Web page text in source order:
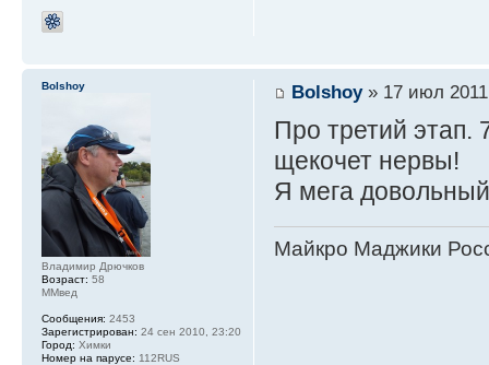
Bolshoy» 17 июл
Про третий этап.
щекочет нервы!
Я мега
Майкро Маджики
Bolshoy
Владимир Дрючков
Возраст: 58
ММвед
Сообщения: 2453
Зарегистрирован: 24 сен 2010, 23:20
Город: Химки
Номер на парусе: 112RUS